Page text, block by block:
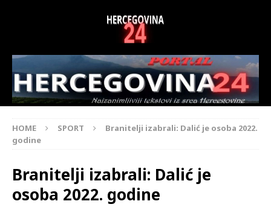
HOME SPORT
Branitelji izabrali: Dalić je osoba 2022.
godine
Branitelji izabrali: Dalić je
osoba 2022. godine